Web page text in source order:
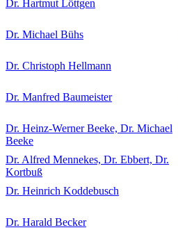
Dr. Hartmut Löttgen
Dr. Michael Bühs
Dr. Christoph Hellmann
Dr. Manfred Baumeister
Dr. Heinz-Werner Beeke, Dr. Michael
Beeke
Dr. Alfred Mennekes, Dr. Ebbert, Dr.
Kortbuß
Dr. Heinrich Koddebusch
Dr. Harald Becker